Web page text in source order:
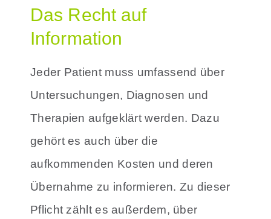
Das Recht auf
Information
Jeder Patient muss umfassend über
Untersuchungen, Diagnosen und
Therapien aufgeklärt werden. Dazu
gehört es auch über die
aufkommenden Kosten und deren
Übernahme zu informieren. Zu dieser
Pflicht zählt es außerdem, über